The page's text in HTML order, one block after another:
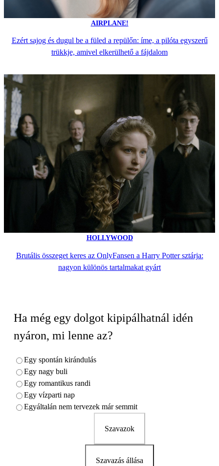
AIRPLANE!
Ezért sajog és dugul be a füled a repülőn: íme, a pilóta egyszerű
trükkje, amivel elkerülhető a fájdalom
HOLLYWOOD
Brutális összeget keres az OnlyFansen a Harry Potter sztárja:
nagyon különös tartalmakat gyárt
Ha még egy dolgot kipipálhatnál idén
nyáron, mi lenne az?
Egy spontán kirándulás
Egy nagy buli
Egy romantikus randi
Egy vízparti nap
Egyáltalán nem tervezek már semmit
Szavazok
Szavazás állása